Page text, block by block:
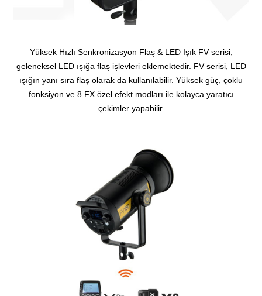
Yüksek Hızlı Senkronizasyon Flaş & LED Işık FV serisi,
geleneksel LED ışığa flaş işlevleri eklemektedir. FV serisi, LED
ışığın yanı sıra flaş olarak da kullanılabilir. Yüksek güç, çoklu
fonksiyon ve 8 FX özel efekt modları ile kolayca yaratıcı
çekimler yapabilir.